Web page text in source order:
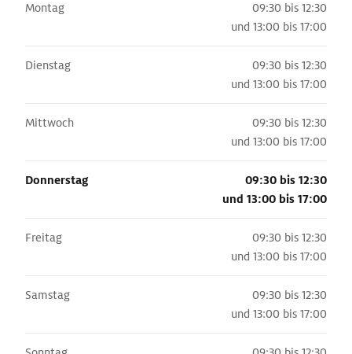
Montag
09:30 bis 12:30
und 13:00 bis 17:00
Dienstag
09:30 bis 12:30
und 13:00 bis 17:00
Mittwoch
09:30 bis 12:30
und 13:00 bis 17:00
Donnerstag
09:30 bis 12:30
und 13:00 bis 17:00
Freitag
09:30 bis 12:30
und 13:00 bis 17:00
Samstag
09:30 bis 12:30
und 13:00 bis 17:00